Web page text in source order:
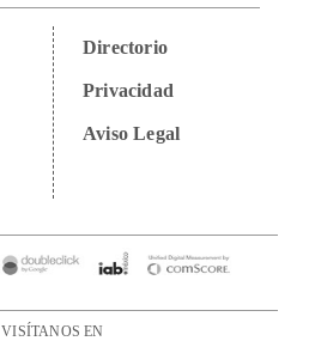
Directorio
Privacidad
Aviso Legal
VISÍTANOS EN